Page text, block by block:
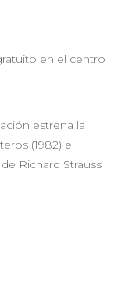
en el centro
estrena la
(1982) e
de Richard Strauss